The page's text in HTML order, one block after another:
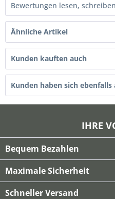
Bewertungen lesen,
Ähnliche Artikel
Kunden kauften auch
Kunden haben sich ebenfalls
IHRE
Bequem Bezahlen
Maximale Sicherheit
Schneller Versand